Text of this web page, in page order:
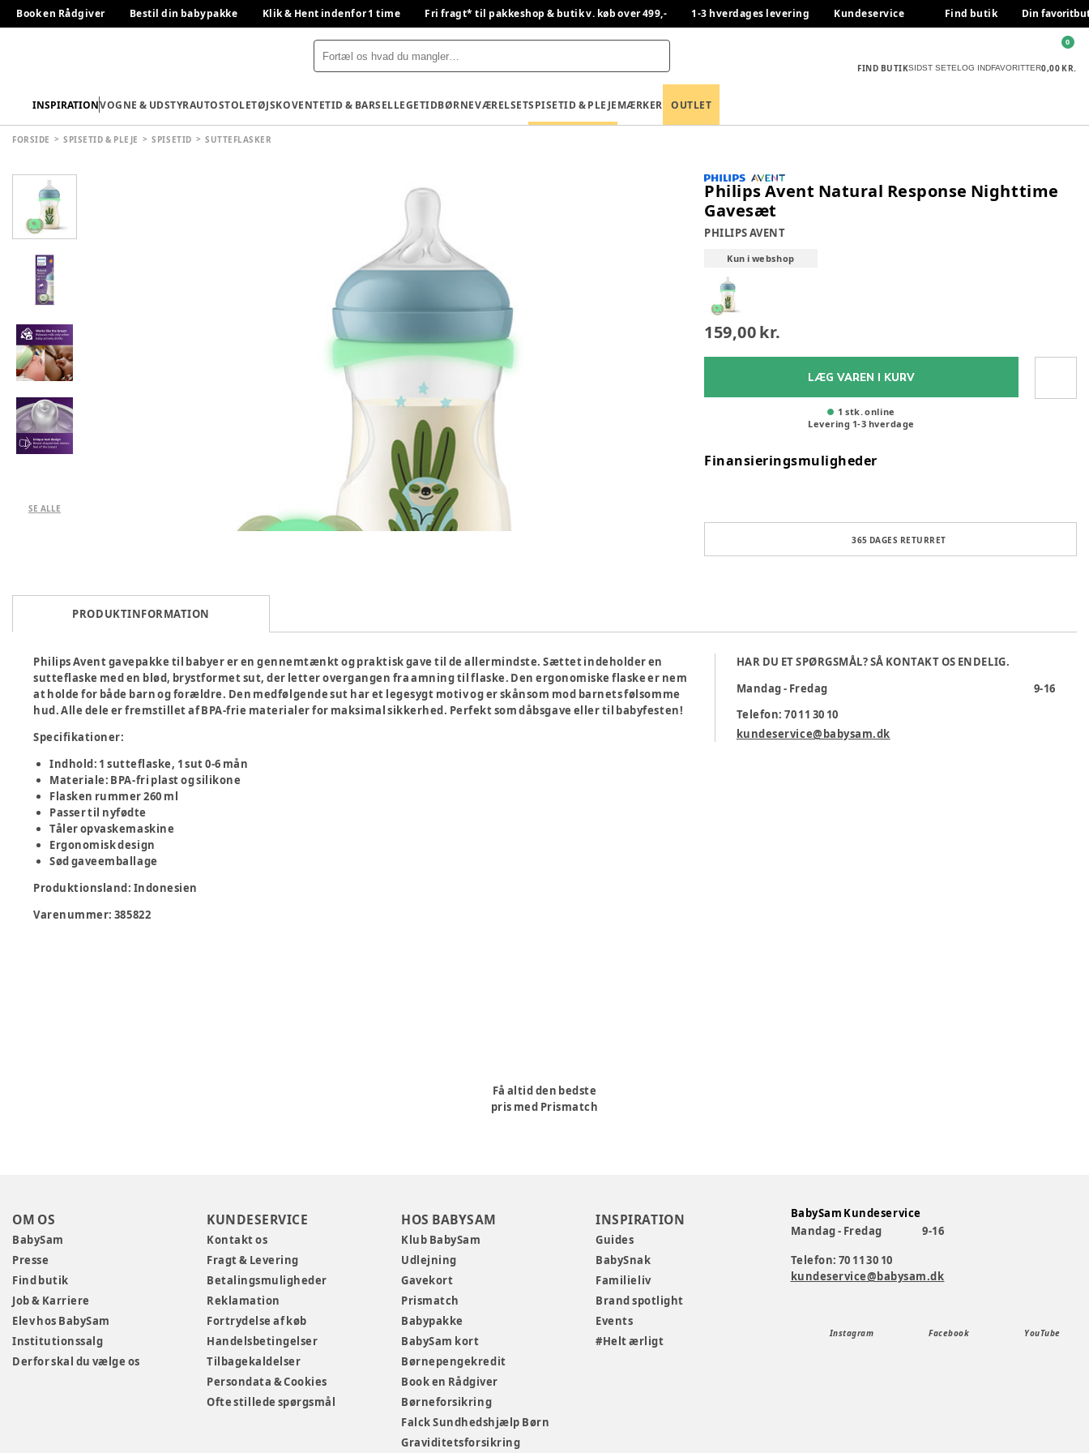
Book en Rådgiver Bestil din babypakke Klik & Hent indenfor 1 time Fri fragt* til pakkeshop & butik v. køb over 499,- 1-3 hverdages levering Kundeservice Find butik Din
FIND BUTIKSIDST SETELOG INDFAVORITTER0,00 KR.
0
INSPIRATIONVOGNE & UDSTYRAUTOSTOLETØJSKOVENTETID & BARSELLEGETIDBØRNEVÆRELSETSPISETID & PLEJEMÆRKER OUTLET
FORSIDE SPISETID & PLEJE SPISETID SUTTEFLASKER
SE ALLE
Philips Avent Natural Response Nighttime
Gavesæt
PHILIPS AVENT
Kun i webshop
159,00 kr.
LÆG VAREN I KURV
1 stk. online
Levering 1-3 hverdage
Finansieringsmuligheder
365 DAGES RETURRET
PRODUKTINFORMATION
Philips Avent gavepakke til babyer er en gennemtænkt og praktisk gave til de allermindste. Sættet indeholder en
sutteflaske med en blød, brystformet sut, der letter overgangen fra amning til flaske. Den ergonomiske flaske er nem
at holde for både barn og forældre. Den medfølgende sut har et legesygt motiv og er skånsom mod barnets følsomme
hud. Alle dele er fremstillet af BPA-frie materialer for maksimal sikkerhed. Perfekt som dåbsgave eller til babyfesten!
Specifikationer:
Indhold: 1 sutteflaske, 1 sut 0-6 mån
Materiale: BPA-fri plast og silikone
Flasken rummer 260 ml
Passer til nyfødte
Tåler opvaskemaskine
Ergonomisk design
Sød gaveemballage
Produktionsland: Indonesien
Varenummer: 385822
HAR DU ET SPØRGSMÅL? SÅ KONTAKT OS ENDELIG.
Mandag - Fredag
9-16
Telefon: 70 11 30 10
kundeservice@babysam.dk
Få altid den bedste
pris med Prismatch
OM OS
BabySam
Presse
Find butik
Job & Karriere
Elev hos BabySam
Institutionssalg
Derfor skal du vælge os
KUNDESERVICE
Kontakt os
Fragt & Levering
Betalingsmuligheder
Reklamation
Fortrydelse af køb
Handelsbetingelser
Tilbagekaldelser
Persondata & Cookies
Ofte stillede spørgsmål
HOS BABYSAM
Klub BabySam
Udlejning
Gavekort
Prismatch
Babypakke
BabySam kort
Børnepengekredit
Book en Rådgiver
Børneforsikring
Falck Sundhedshjælp Børn
Graviditetsforsikring
INSPIRATION
Guides
BabySnak
Familieliv
Brand spotlight
Events
#Helt ærligt
BabySam Kundeservice
Mandag - Fredag
9-16
Telefon: 70 11 30 10
kundeservice@babysam.dk
Instagram Facebook YouTube